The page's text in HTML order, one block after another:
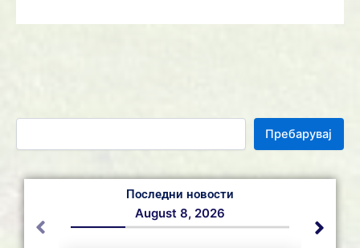
Пребарувај
Последни новости
August 8, 2026